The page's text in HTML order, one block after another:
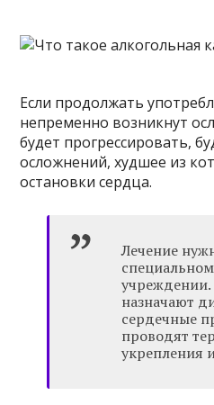
Если продолжать
непременно возникнут
будет прогрессировать,
осложнений, худшее из
остановки сердца.
Лечение
назначают
сердечные
проводят
укрепления